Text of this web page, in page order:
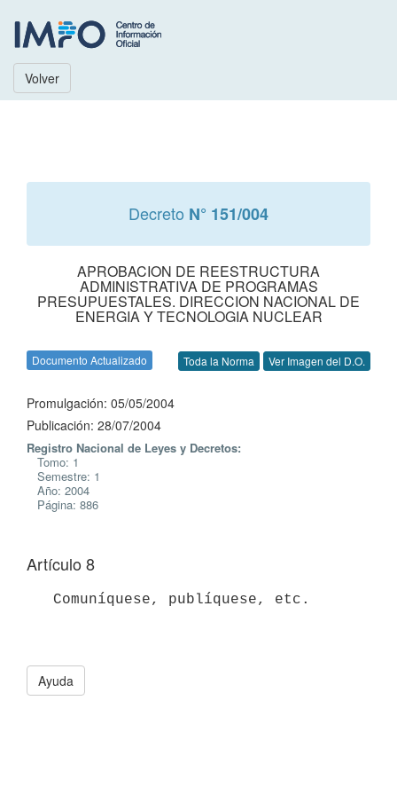
Volver
Decreto N° 151/004
APROBACION DE REESTRUCTURA
ADMINISTRATIVA DE PROGRAMAS
PRESUPUESTALES. DIRECCION NACIONAL DE
ENERGIA Y TECNOLOGIA NUCLEAR
Documento Actualizado Toda la Norma Ver Imagen del D.O.
Promulgación: 05/05/2004
Publicación: 28/07/2004
Registro Nacional de Leyes y Decretos:
Tomo: 1
Semestre: 1
Año: 2004
Página: 886
Artículo 8
Ayuda